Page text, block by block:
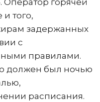
и того,
задержанных
с
правилами.
должен был ночью
расписания.